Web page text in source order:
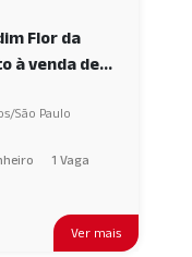
Ver mais
Flor da
à venda de
São Paulo
1 Vaga